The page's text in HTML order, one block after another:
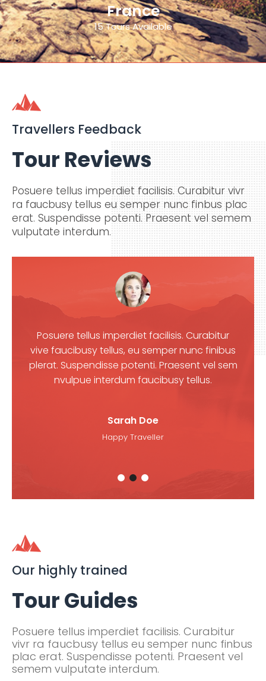
France
15 Tours Available
View All
Destination
Travellers Feedback
Tour Reviews
Posuere tellus imperdiet facilisis. Curabitur vivr
ra faucbusy tellus eu semper nunc finbus plac
erat. Suspendisse potenti. Praesent vel semem
vulputate interdum.
Posuere tellus imperdiet facilisis. Curabitur
vive faucibusy tellus, eu semper nunc finibus
plerat. Suspendisse potenti. Praesent vel sem
nvulpue interdum faucibusy tellus.
Sarah Doe
Happy Traveller
Our highly trained
Tour Guides
Posuere tellus imperdiet facilisis. Curabitur
vivr ra faucbusy tellus eu semper nunc finbus
plac erat. Suspendisse potenti. Praesent vel
semem vulputate interdum.